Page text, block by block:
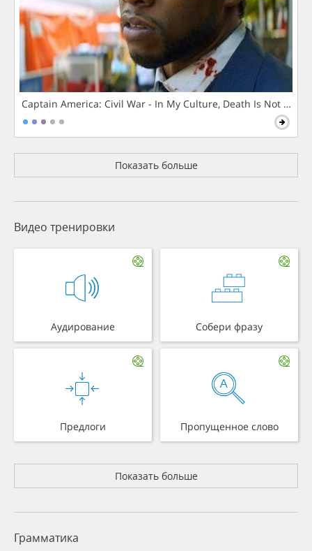
Captain America: Civil War - In My Culture, Death Is Not The
Показать больше
Видео тренировки
Аудирование Собери фразу
Предлоги Пропущенное слово
Показать больше
Грамматика